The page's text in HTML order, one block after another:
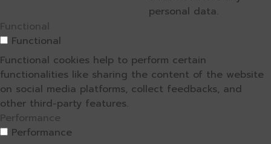
personal data.
Functional
Functional
Functional cookies help to perform certain
functionalities like sharing the content of the website
on social media platforms, collect feedbacks, and
other third-party features.
Performance
Performance